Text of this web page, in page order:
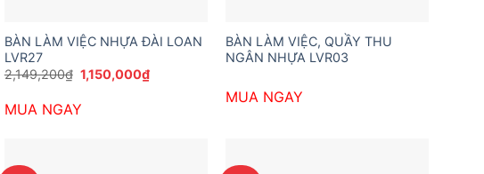
BÀN LÀM VIỆC NHỰA ĐÀI LOAN
LVR27
2,149,200₫ Giá
gốc
2,149,200₫.
1,150,000₫Giá
MUA NGAY
BÀN LÀM VIỆC, QUẦY THU
NGÂN NHỰA LVR03
MUA NGAY